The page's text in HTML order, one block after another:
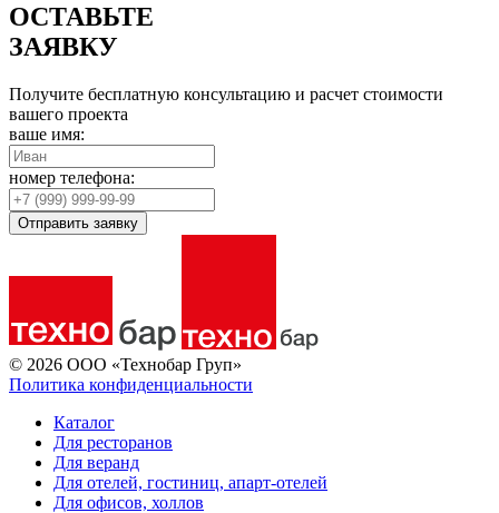
ОСТАВЬТЕ
ЗАЯВКУ
Получите бесплатную консультацию и расчет стоимости
вашего проекта
ваше имя:
номер телефона:
Отправить заявку
© 2026 ООО «Технобар Груп»
Политика конфиденциальности
Каталог
Для ресторанов
Для веранд
Для отелей, гостиниц, апарт-отелей
Для офисов, холлов